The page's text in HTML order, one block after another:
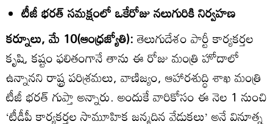
టీజీ భరత్‌ సమక్షంలో ఒకేరోజు నలుగురికి నిర్వహణ
కర్నూలు, మే 10(ఆంధ్రజ్యోతి):తెలుగుదేశం పార్టీ కార్యకర్తల
కృషి, కష్టం ఫలితంగానే తాను ఈ రోజు మంత్రి హోదాలో
ఉన్నానని రాష్ట్ర పరిశ్రమలు, వాణిజ్యం, ఆహారశుద్ధి శాఖ మంత్రి
టీజీ భరత్‌ గుప్తా అన్నారు. అందుకే వారికోసం ఈ నెల 1 నుంచి
‘టీడీపీ కార్యకర్తల సామూహిక జన్మదిన వేడుకలు’ అనే వినూత్న